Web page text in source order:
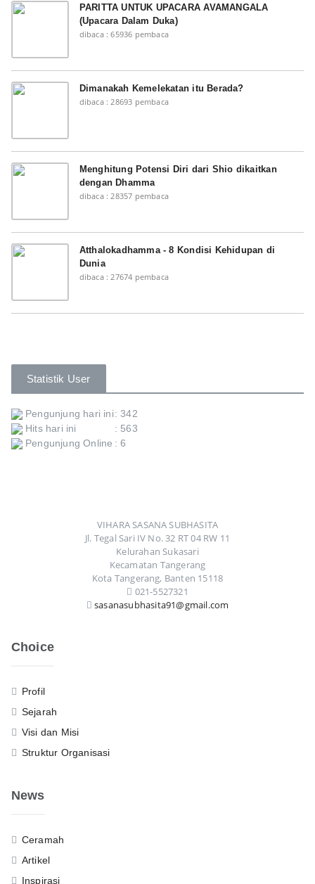
PARITTA UNTUK UPACARA AVAMANGALA
(Upacara Dalam Duka)
dibaca : 65936 pembaca
Dimanakah Kemelekatan itu Berada?
dibaca : 28693 pembaca
Menghitung Potensi Diri dari Shio dikaitkan
dengan Dhamma
dibaca : 28357 pembaca
Atthalokadhamma - 8 Kondisi Kehidupan di
Dunia
dibaca : 27674 pembaca
Statistik User
Pengunjung hari ini: 342
Hits hari ini
: 563
Pengunjung Online : 6
VIHARA SASANA SUBHASITA
Jl. Tegal Sari IV No. 32 RT 04 RW 11
Kelurahan Sukasari
Kecamatan Tangerang
Kota Tangerang, Banten 15118
021-5527321
sasanasubhasita91@gmail.com
Choice
Profil
Sejarah
Visi dan Misi
Struktur Organisasi
News
Ceramah
Artikel
Inspirasi